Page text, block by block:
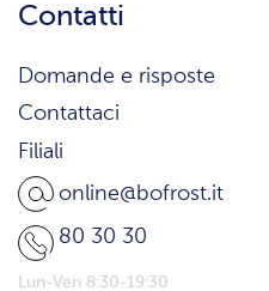
Contatti
Domande e risposte
Contattaci
Filiali
online@bofrost.it
80 30 30
Lun-Ven 8:30-19:30